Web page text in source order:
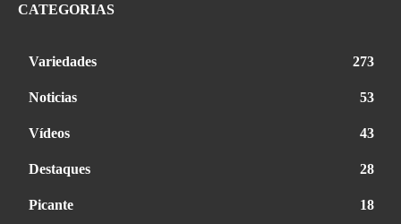
CATEGORIAS
Variedades 273
Noticias 53
Vídeos 43
Destaques 28
Picante 18